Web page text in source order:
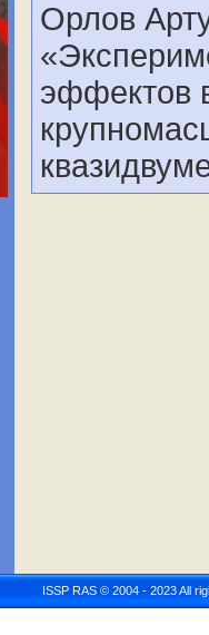
Орлов
эффектов
ISSP RAS © 2004 - 2023 All